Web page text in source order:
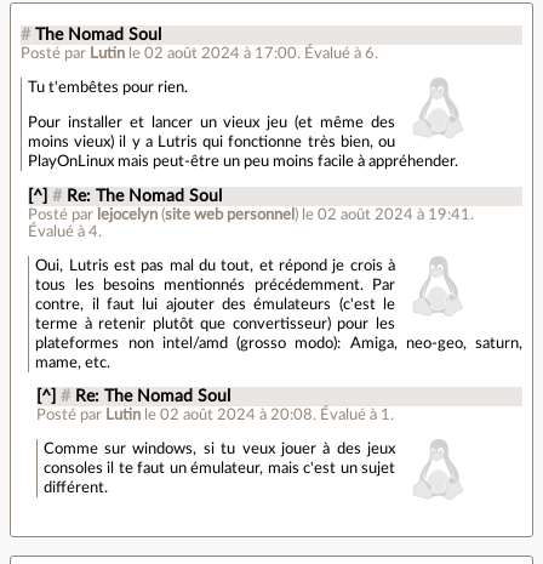
# The Nomad Soul
Posté par Lutin le 02 août 2024 à 17:00. Évalué à 6.
Tu t'embêtes pour rien.
Pour installer et lancer un vieux jeu (et même des
moins vieux) il y a Lutris qui fonctionne très bien, ou
PlayOnLinux mais peut-être un peu moins facile à appréhender.
[^] # Re: The Nomad Soul
Posté par lejocelyn (site web personnel ) le 02 août 2024 à 19:41 .
Évalué à4.
Oui, Lutris est pas mal du tout, et répond je crois à
tous les besoins mentionnés précédemment. Par
contre, il faut lui ajouter des émulateurs (c'est le
terme à retenir plutôt que convertisseur) pour les
plateformes non intel/amd (grosso modo): Amiga, neo-geo, saturn,
mame, etc.
[^] # Re: The Nomad Soul
Posté par Lutin le 02 août 2024 à 20:08.Évalué à 1.
Comme sur windows, si tu veux jouer à des jeux
consoles il te faut un émulateur, mais c'est un sujet
différent.